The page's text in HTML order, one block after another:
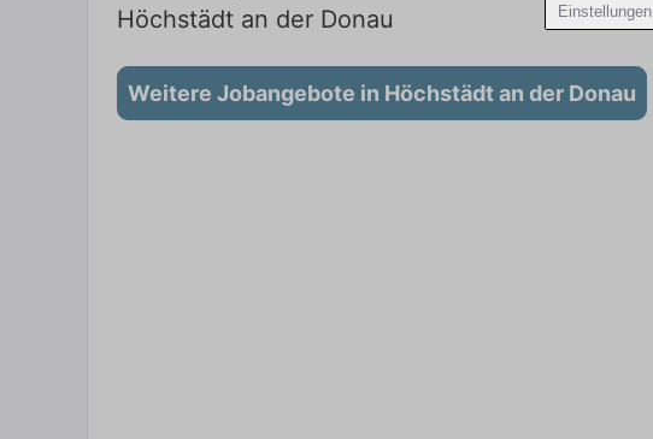
Einstellungen
Höchstädt an der Donau
Weitere Jobangebote in Höchstädt an der Donau